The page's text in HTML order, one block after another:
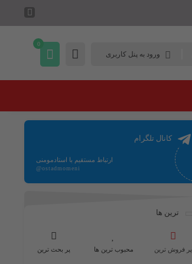
ورود به پنل کاربری
0
کانال تلگرام
ارتباط مستقیم با استادمومنی
@ostadmomeni
ترین ها
پر فروش ترین محبوب ترین ها پر بحث ترین